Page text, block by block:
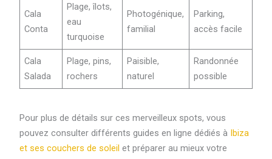
Cala
Conta
Plage, îlots,
eau
turquoise
Photogénique,
familial
Parking,
accès facile
Cala
Salada
Plage, pins,
rochers
Paisible,
naturel
Randonnée
possible
Pour plus de détails sur ces merveilleux spots, vous
pouvez consulter différents guides en ligne dédiés à Ibiza
et ses couchers de soleil et préparer au mieux votre